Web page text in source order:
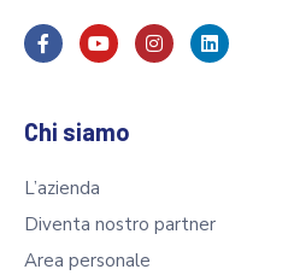
Chi siamo
L’azienda
Diventa nostro partner
Area personale